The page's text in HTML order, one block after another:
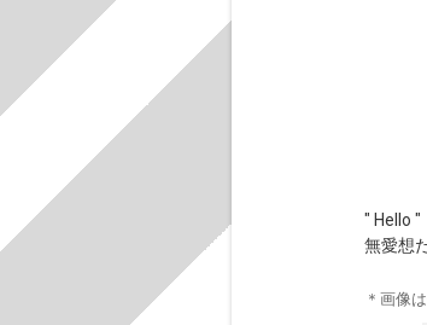
" Hello "
無愛想
＊画像